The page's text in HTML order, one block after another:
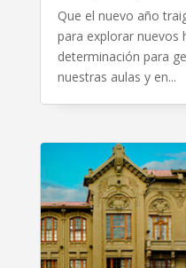
Que el nuevo año
para explorar nuevos
determinación para
nuestras aulas y en...